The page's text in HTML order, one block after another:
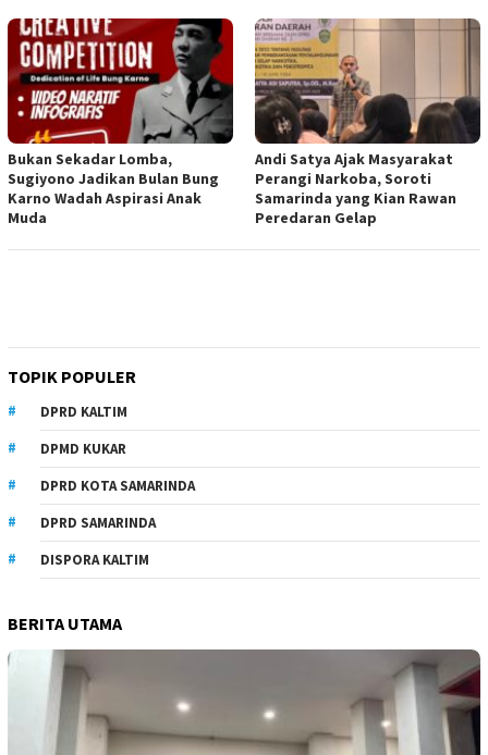
Bukan Sekadar Lomba,
Sugiyono Jadikan Bulan Bung
Karno Wadah Aspirasi Anak
Muda
Andi Satya Ajak Masyarakat
Perangi Narkoba, Soroti
Samarinda yang Kian Rawan
Peredaran Gelap
TOPIK POPULER
DPRD KALTIM
DPMD KUKAR
DPRD KOTA SAMARINDA
DPRD SAMARINDA
DISPORA KALTIM
BERITA UTAMA